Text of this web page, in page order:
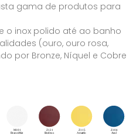
gama de produtos para
o inox polido até ao banho
(ouro, ouro rosa,
por Bronze, Níquel e Cobre